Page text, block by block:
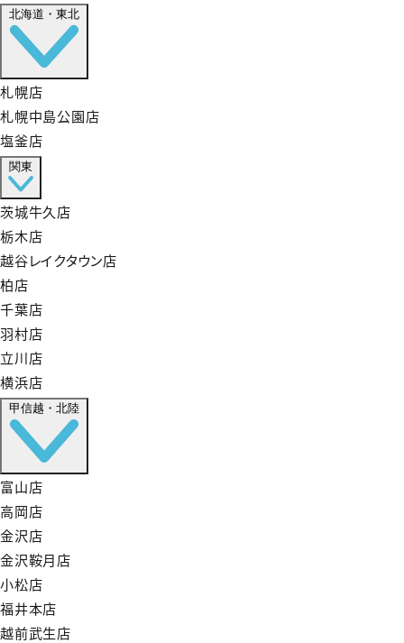
北海道・東北
札幌店
札幌中島公園店
塩釜店
関東
茨城牛久店
栃木店
越谷レイクタウン店
柏店
千葉店
羽村店
立川店
横浜店
甲信越・北陸
富山店
高岡店
金沢店
金沢鞍月店
小松店
福井本店
越前武生店